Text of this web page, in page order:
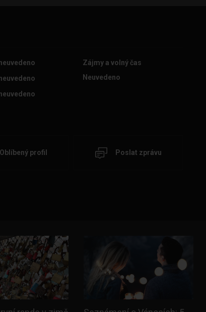
Zájmy a volný čas
Neuvedeno
Oblíbený profil Poslat zprávu